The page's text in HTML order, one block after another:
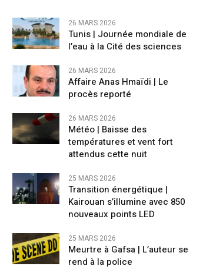
26 MARS 2026
Tunis | Journée mondiale de
l’eau à la Cité des sciences
26 MARS 2026
Affaire Anas Hmaïdi | Le
procès reporté
26 MARS 2026
​Météo | Baisse des
températures et vent fort
attendus cette nuit
25 MARS 2026
Transition énergétique |
Kairouan s’illumine avec 850
nouveaux points LED
25 MARS 2026
Meurtre à Gafsa | L’auteur se
rend à la police